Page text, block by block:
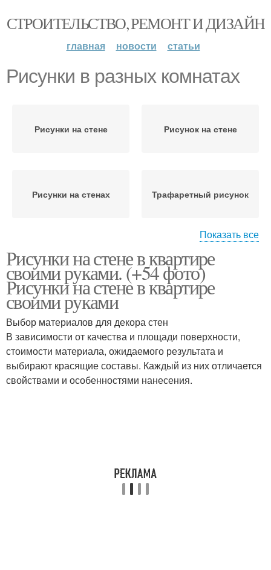
СТРОИТЕЛЬСТВО, РЕМОНТ И ДИЗАЙН
главная новости статьи
Рисунки в разных комнатах
Рисунки на стене Рисунок на стене
Рисунки на стенах Трафаретный рисунок
Объемные рисунки Красивые рисунки
Рисунки на стену Рисунок в цвете
Показать все
Рисунки на стене в квартире
своими руками. (+54 фото)
Рисунки на стене в квартире
своими руками
Выбор материалов для декора стен
В зависимости от качества и площади поверхности,
стоимости материала, ожидаемого результата и
выбирают красящие составы. Каждый из них отличается
свойствами и особенностями нанесения.